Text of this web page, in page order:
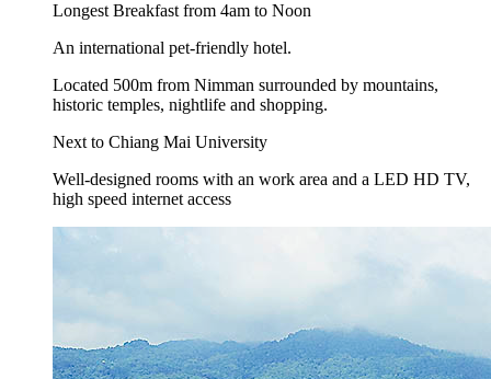
Longest Breakfast from 4am to Noon
An international pet-friendly hotel.
Located 500m from Nimman surrounded by mountains,
historic temples, nightlife and shopping.
Next to Chiang Mai University
Well-designed rooms with an work area and a LED HD TV,
high speed internet access